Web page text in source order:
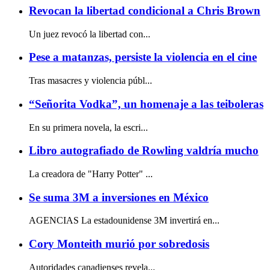
Revocan la libertad condicional a Chris Brown
Un juez revocó la libertad con...
Pese a matanzas, persiste la violencia en el cine
Tras masacres y violencia públ...
“Señorita Vodka”, un homenaje a las teiboleras
En su primera novela, la escri...
Libro autografiado de Rowling valdría mucho
La creadora de "Harry Potter" ...
Se suma 3M a inversiones en México
AGENCIAS La estadounidense 3M invertirá en...
Cory Monteith murió por sobredosis
Autoridades canadienses revela...